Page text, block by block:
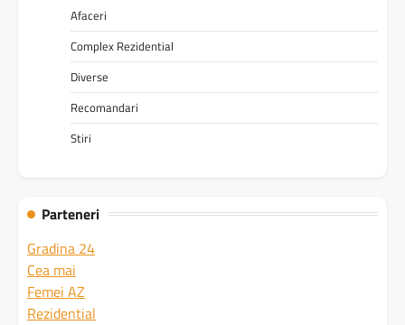
Afaceri
Complex Rezidential
Diverse
Recomandari
Stiri
Parteneri
Gradina 24
Cea mai
Femei AZ
Rezidential